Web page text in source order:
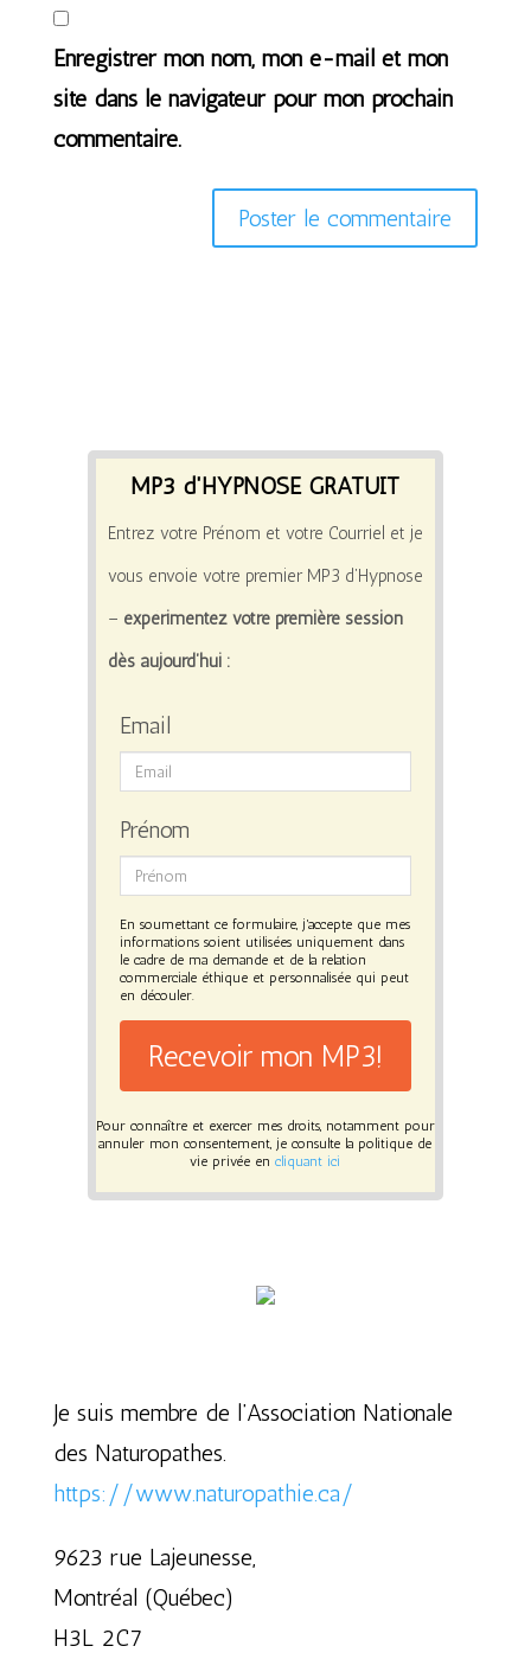
Enregistrer mon nom, mon e-mail et mon
site dans le navigateur pour mon prochain
commentaire.
MP3 d'HYPNOSE GRATUIT
Entrez votre Prénom et votre Courriel et je
vous envoie votre premier MP3 d’Hypnose
– expérimentez votre première session
dès aujourd’hui :
Email
Prénom
En soumettant ce formulaire, j'accepte que mes
informations soient utilisées uniquement dans
le cadre de ma demande et de la relation
commerciale éthique et personnalisée qui peut
en découler.
Recevoir mon MP3!
Pour connaître et exercer mes droits, notamment pour
annuler mon consentement, je consulte la politique de
vie privée encliquant ici
Je suis membre de l’Association Nationale
des Naturopathes.
https://www.naturopathie.ca/
9623 rue Lajeunesse,
Montréal (Québec)
H3L 2C7